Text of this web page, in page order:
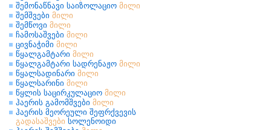
შემონაწნავი საიზოლაციო მილი
შემშვები მილი
შემწოვი მილი
ჩამოსაშვები მილი
ცივნაჭიმი მილი
წყალგამტარი მილი
წყალგამტარი სადრენაჟო მილი
წყალსადინარი მილი
წყალსარინი მილი
წყლის საცირკულაციო მილი
ჰაერის გამომშვები მილი
ჰაერის მეორეული შეფრქვევის
გადასაშვები სოლენოიდი